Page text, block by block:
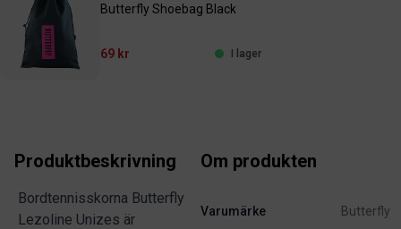
Butterfly Shoebag Black
69 kr I lager
Produktbeskrivning
Bordtennisskorna Butterfly
Lezoline Unizes är
Om produkten
Varumärke Butterfly